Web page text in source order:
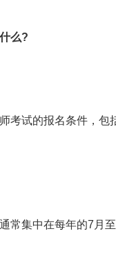
么?
试的报名条件，包
集中在每年的7月